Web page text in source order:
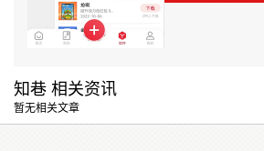
知巷 相关资讯
暂无相关文章